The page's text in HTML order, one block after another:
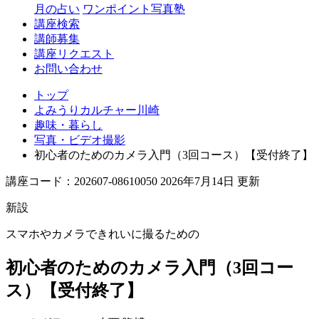
月の占い ワンポイント写真塾
講座検索
講師募集
講座リクエスト
お問い合わせ
トップ
よみうりカルチャー川崎
趣味・暮らし
写真・ビデオ撮影
初心者のためのカメラ入門（3回コース）【受付終了】
講座コード：202607-08610050 2026年7月14日 更新
新設
スマホやカメラできれいに撮るための
初心者のためのカメラ入門（3回コー
ス）【受付終了】